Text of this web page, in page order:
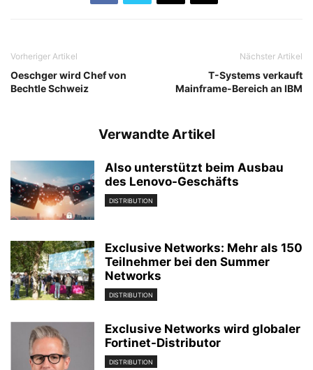
Vorheriger Artikel
Oeschger wird Chef von
Bechtle Schweiz
Nächster Artikel
T-Systems verkauft
Mainframe-Bereich an IBM
Verwandte Artikel
Also unterstützt beim Ausbau
des Lenovo-Geschäfts
DISTRIBUTION
Exclusive Networks: Mehr als 150
Teilnehmer bei den Summer
Networks
DISTRIBUTION
Exclusive Networks wird globaler
Fortinet-Distributor
DISTRIBUTION